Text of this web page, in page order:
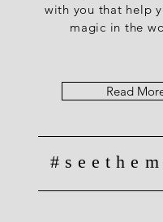
with you that help
magic in the
Read